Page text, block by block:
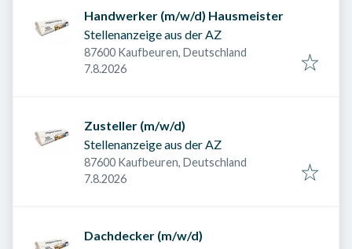
Handwerker (m/w/d) Hausmeister
Stellenanzeige aus der AZ
87600 Kaufbeuren, Deutschland
Veröffentlicht am
7.8.2026
Zusteller (m/w/d)
Stellenanzeige aus der AZ
87600 Kaufbeuren, Deutschland
Veröffentlicht am
7.8.2026
Dachdecker (m/w/d)